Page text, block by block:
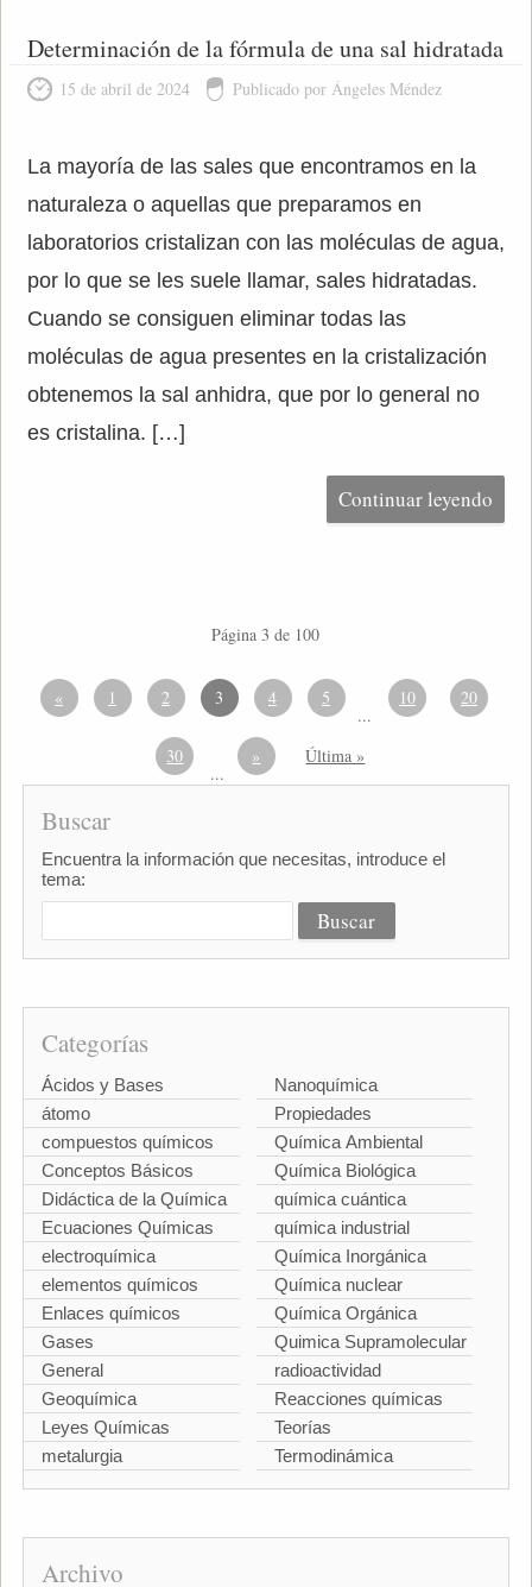
Determinación de la fórmula de una sal hidratada
15 de abril de 2024 Publicado por Ángeles Méndez
La mayoría de las sales que encontramos en la
naturaleza o aquellas que preparamos en
laboratorios cristalizan con las moléculas de agua,
por lo que se les suele llamar, sales hidratadas.
Cuando se consiguen eliminar todas las
moléculas de agua presentes en la cristalización
obtenemos la sal anhidra, que por lo general no
es cristalina. […]
Continuar leyendo
Página 3 de 100
« 1 2 3 4 5
...
10 20
30
...
» Última »
Buscar
Encuentra la información que necesitas, introduce el
tema:
Categorías
Ácidos y Bases
átomo
compuestos químicos
Conceptos Básicos
Didáctica de la Química
Ecuaciones Químicas
electroquímica
elementos químicos
Enlaces químicos
Gases
General
Geoquímica
Leyes Químicas
metalurgia
Nanoquímica
Propiedades
Química Ambiental
Química Biológica
química cuántica
química industrial
Química Inorgánica
Química nuclear
Química Orgánica
Quimica Supramolecular
radioactividad
Reacciones químicas
Teorías
Termodinámica
Archivo